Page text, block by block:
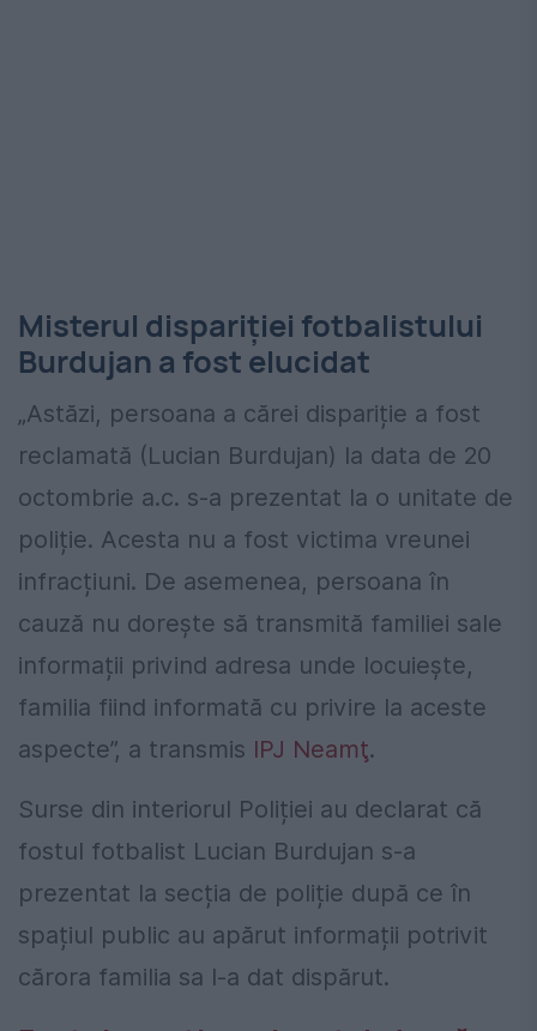
Misterul dispariției fotbalistului
Burdujan a fost elucidat
„Astăzi, persoana a cărei dispariție a fost
reclamată (Lucian Burdujan) la data de 20
octombrie a.c. s-a prezentat la o unitate de
poliție. Acesta nu a fost victima vreunei
infracțiuni. De asemenea, persoana în
cauză nu dorește să transmită familiei sale
informații privind adresa unde locuiește,
familia fiind informată cu privire la aceste
aspecte”, a transmis IPJ Neamţ.
Surse din interiorul Poliției au declarat că
fostul fotbalist Lucian Burdujan s-a
prezentat la secția de poliție după ce în
spațiul public au apărut informații potrivit
cărora familia sa l-a dat dispărut.